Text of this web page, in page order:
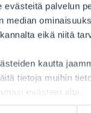
evästeitä palvelun
median
eikä niitä
kautta
tietoja muihin
evästeet alta.
€
(7)
tilauksella ostaa